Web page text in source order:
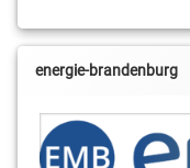
energie-brandenburg